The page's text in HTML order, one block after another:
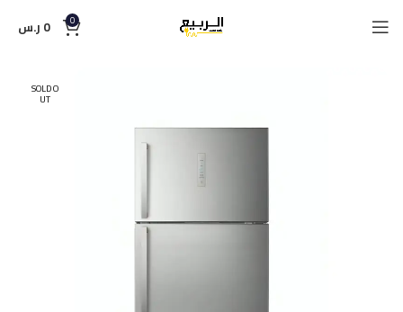
0
0 ر.س
SOLD O
UT